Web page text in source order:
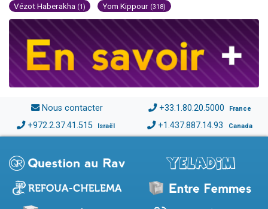
Vézot Haberakha (1) Yom Kippour (318)
Nous contacter +33.1.80.20.5000 France
+972.2.37.41.515 Israël +1.437.887.14.93 Canada